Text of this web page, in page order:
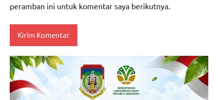
peramban ini untuk komentar saya berikutnya.